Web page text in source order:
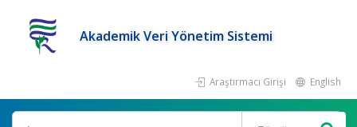
Akademik Veri Yönetim Sistemi
Araştırmacı Girişi English
Ara